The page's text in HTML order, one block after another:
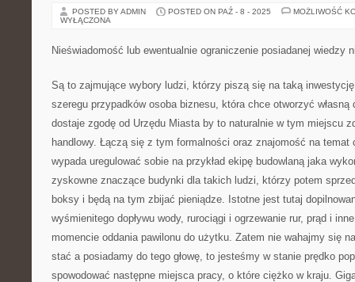
POSTED BY ADMIN POSTED ON PAŹ - 8 - 2025
MOŻLIWOŚĆ
WYŁĄCZONA
Nieświadomość lub ewentualnie ograniczenie posiadanej wiedzy
Są to zajmujące wybory ludzi, którzy piszą się na taką
szeregu przypadków osoba biznesu, która chce otworzyć własną
dostaje zgodę od Urzędu Miasta by to naturalnie w tym miejscu
handlowy. Łączą się z tym formalności oraz znajomość na temat
wypada uregulować sobie na przykład ekipę budowlaną jaka
zyskowne znaczące budynki dla takich ludzi, którzy potem
boksy i będą na tym zbijać pieniądze. Istotne jest tutaj
wyśmienitego dopływu wody, rurociągi i ogrzewanie rur, prąd i
momencie oddania pawilonu do użytku. Zatem nie wahajmy się
stać a posiadamy do tego głowę, to jesteśmy w stanie prędko
spowodować następne miejsca pracy, o które ciężko w kraju.